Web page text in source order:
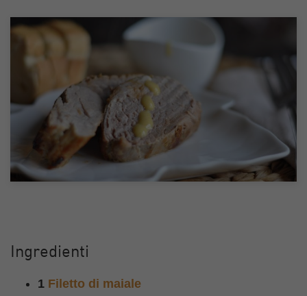
Ingredienti
1 Filetto di maiale